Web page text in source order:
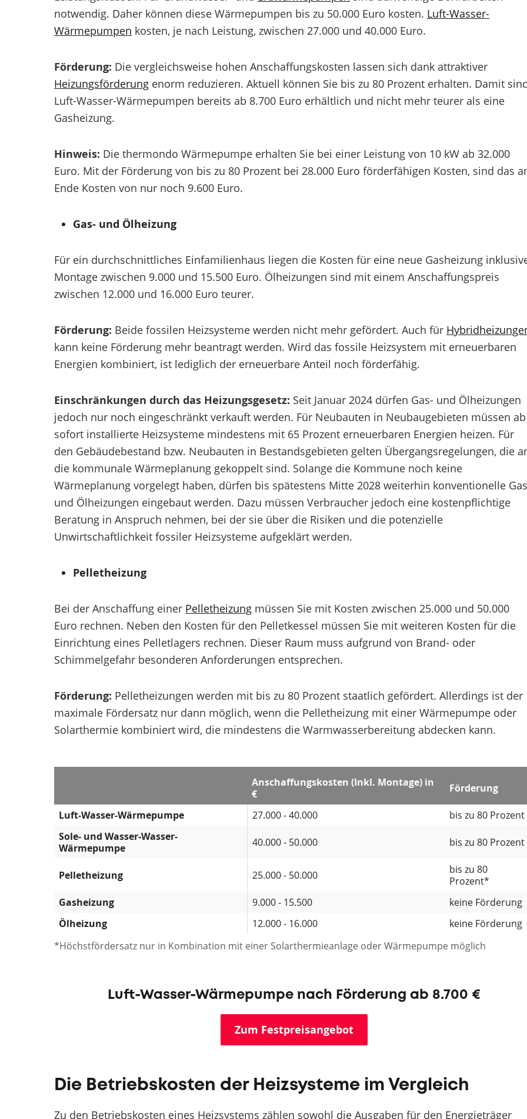
notwendig. Daher können diese Wärmepumpen bis zu 50.000 Euro kosten. Luft-Wasser-
Wärmepumpen kosten, je nach Leistung, zwischen 27.000 und 40.000 Euro.
Förderung: Die vergleichsweise hohen Anschaffungskosten lassen sich dank attraktiver
Heizungsförderung enorm reduzieren. Aktuell können Sie bis zu 80 Prozent erhalten. Damit
Luft-Wasser-Wärmepumpen bereits ab 8.700 Euro erhältlich und nicht mehr teurer als eine
Gasheizung.
Hinweis: Die thermondo Wärmepumpe erhalten Sie bei einer Leistung von 10 kW ab 32.000
Euro. Mit der Förderung von bis zu 80 Prozent bei 28.000 Euro förderfähigen Kosten, sind das
Ende Kosten von nur noch 9.600 Euro.
Gas- und Ölheizung
Für ein durchschnittliches Einfamilienhaus liegen die Kosten für eine neue Gasheizung
Montage zwischen 9.000 und 15.500 Euro. Ölheizungen sind mit einem Anschaffungspreis
zwischen 12.000 und 16.000 Euro teurer.
Förderung: Beide fossilen Heizsysteme werden nicht mehr gefördert. Auch für
kann keine Förderung mehr beantragt werden. Wird das fossile Heizsystem mit erneuerbaren
Energien kombiniert, ist lediglich der erneuerbare Anteil noch förderfähig.
Einschränkungen durch das Heizungsgesetz: Seit Januar 2024 dürfen Gas- und Ölheizungen
jedoch nur noch eingeschränkt verkauft werden. Für Neubauten in Neubaugebieten müssen ab
sofort installierte Heizsysteme mindestens mit 65 Prozent erneuerbaren Energien heizen. Für
den Gebäudebestand bzw. Neubauten in Bestandsgebieten gelten Übergangsregelungen, die
die kommunale Wärmeplanung gekoppelt sind. Solange die Kommune noch keine
Wärmeplanung vorgelegt haben, dürfen bis spätestens Mitte 2028 weiterhin konventionelle
und Ölheizungen eingebaut werden. Dazu müssen Verbraucher jedoch eine kostenpflichtige
Beratung in Anspruch nehmen, bei der sie über die Risiken und die potenzielle
Unwirtschaftlichkeit fossiler Heizsysteme aufgeklärt werden.
Pelletheizung
Bei der Anschaffung einer Pelletheizung müssen Sie mit Kosten zwischen 25.000 und 50.000
Euro rechnen. Neben den Kosten für den Pelletkessel müssen Sie mit weiteren Kosten für die
Einrichtung eines Pelletlagers rechnen. Dieser Raum muss aufgrund von Brand- oder
Schimmelgefahr besonderen Anforderungen entsprechen.
Förderung: Pelletheizungen werden mit bis zu 80 Prozent staatlich gefördert. Allerdings ist der
maximale Fördersatz nur dann möglich, wenn die Pelletheizung mit einer Wärmepumpe oder
Solarthermie kombiniert wird, die mindestens die Warmwasserbereitung abdecken kann.
*Höchstfördersatz nur in Kombination mit einer Solarthermieanlage oder Wärmepumpe möglich
Anschaffungskosten (Inkl. Montage) in
€
Förderung
Luft-Wasser-Wärmepumpe 27.000 - 40.000
bis zu 80 Prozent
Sole- und Wasser-Wasser-
Wärmepumpe
40.000 - 50.000 bis zu 80 Prozent
Pelletheizung 25.000 - 50.000
bis zu 80
Prozent*
Gasheizung
9.000 - 15.500
keine Förderung
Ölheizung
12.000 - 16.000 keine Förderung
Luft-Wasser-Wärmepumpe nach Förderung ab 8.700 €
Zum Festpreisangebot
Die Betriebskosten der Heizsysteme im Vergleich
Zu den Betriebskosten eines Heizsystems zählen sowohl die Ausgaben für den Energieträger